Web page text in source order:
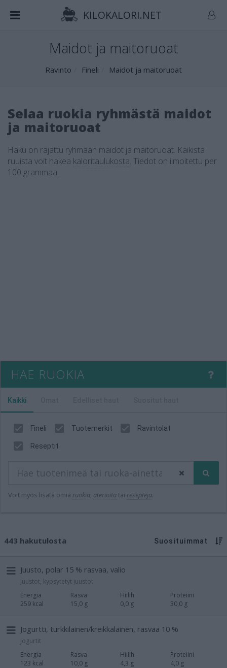
KILOKALORI.NET
Maidot ja maitoruoat
Ravinto Fineli Maidot ja maitoruoat
Selaa ruokia ryhmästä maidot
ja maitoruoat
Haku on rajattu ryhmään maidot ja maitoruoat. Kaikista
ruuista voit hakea kaloritaulukosta. Tiedot on ilmoitettu per
100 grammaa.
HAE RUOKIA
Kaikki
Fineli Tuotemerkit Ravintolat
Reseptit
Voit myös lisätä omia ruokia, aterioitatai reseptejä.
443 hakutulosta Suosituimmat
Juusto, polar 15 % rasvaa, valio
Juustot, kypsytetyt juustot
Energia
259 kcal
Rasva
15,0 g
Hiilih.
0,0 g
Proteiini
30,0 g
Jogurtti, turkkilainen/kreikkalainen, rasvaa 10 %
Jogurtit
Energia
123 kcal
Rasva
10,0 g
Hiilih.
4,3 g
Proteiini
4,0 g